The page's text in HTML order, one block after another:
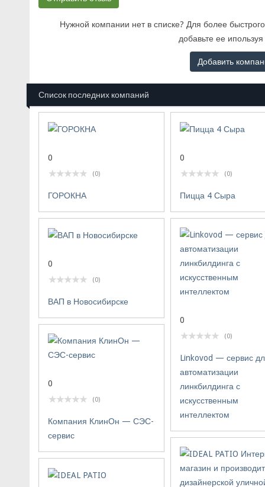
Нужной компании нет в списке? Для более
добавьте ее
Добавить
Список последних компаний
0
(0)
ГОРОКНА
0
(0)
Пицца 4 Сыра
0
(0)
ВАП в Новосибирске
0
(0)
Linkovod — сервис
автоматизации
линкбилдинга с
искусственным
интеллектом
0
(0)
Компания КлинОн — СЭС-
сервис